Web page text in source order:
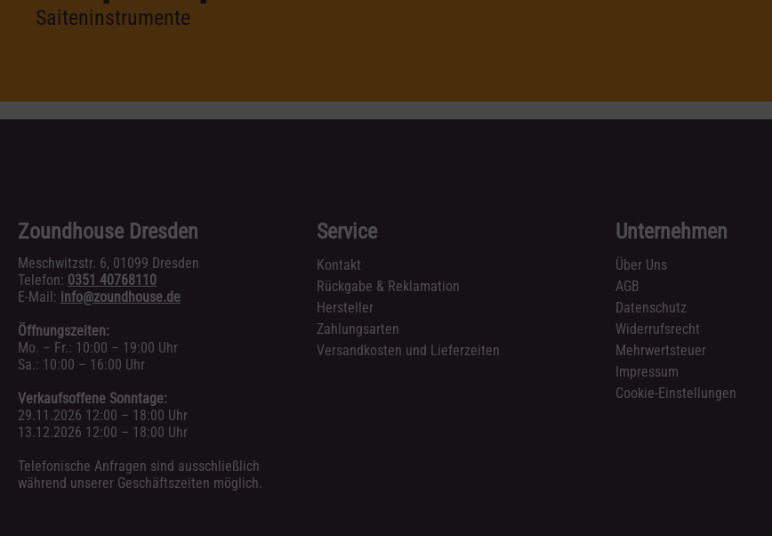
Saiteninstrumente
Zoundhouse Dresden
Meschwitzstr. 6, 01099 Dresden
Telefon: 0351 40768110
E-Mail: info@zoundhouse.de
Öffnungszeiten:
Mo. – Fr.: 10:00 – 19:00 Uhr
Sa.: 10:00 – 16:00 Uhr
Verkaufsoffene Sonntage:
29.11.2026 12:00 – 18:00 Uhr
13.12.2026 12:00 – 18:00 Uhr
Telefonische Anfragen sind ausschließlich
während unserer Geschäftszeiten möglich.
Service
Kontakt
Rückgabe & Reklamation
Hersteller
Zahlungsarten
Versandkosten und Lieferzeiten
Unternehmen
Über Uns
AGB
Datenschutz
Widerrufsrecht
Mehrwertsteuer
Impressum
Cookie-Einstellungen